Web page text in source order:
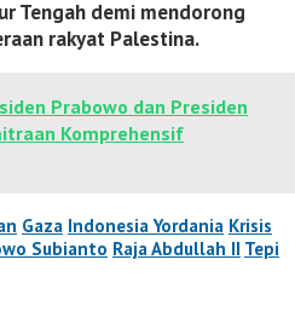
Tengah demi mendorong
rakyat Palestina.
Prabowo dan Presiden
Komprehensif
Gaza Indonesia Yordania Krisis
Subianto Raja Abdullah II Tepi